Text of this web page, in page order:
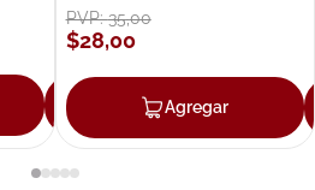
Agregar
PVP:35,00
$28,00
Agregar